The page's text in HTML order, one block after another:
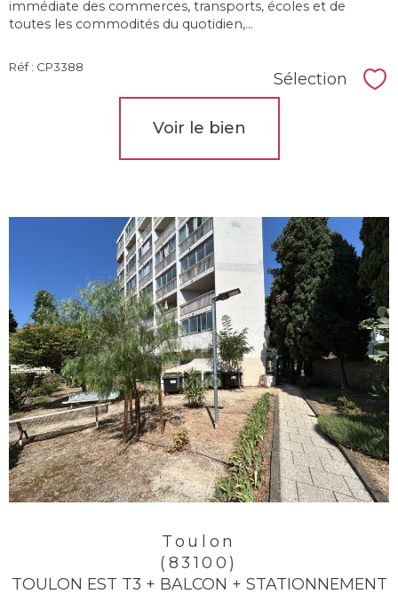
immédiate des commerces, transports, écoles et de
toutes les commodités du quotidien,...
Réf : CP3388
Sélection
Voir le bien
Toulon
(83100)
TOULON EST T3 + BALCON + STATIONNEMENT